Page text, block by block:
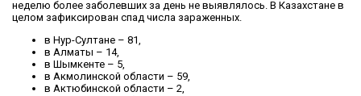
неделю более заболевших за день не выявлялось. В Казахстане в
целом зафиксирован спад числа зараженных.
в Нур-Султане – 81,
в Алматы – 14,
в Шымкенте – 5,
в Акмолинской области – 59,
в Актюбинской области – 2,